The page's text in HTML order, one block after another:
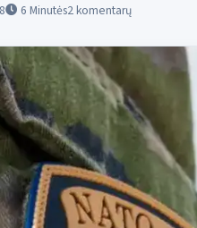
6 Minutės2 komentarų